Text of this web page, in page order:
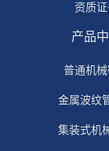
资质
产品
普通机
金属波纹
集装式机